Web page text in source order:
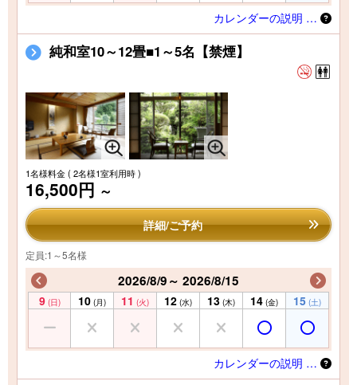
カレンダーの説明 …
純和室10～12畳■1～5名【禁煙】
1名様料金( 2名様1室利用時 )
16,500円 ～
詳細/ご予約
定員:1～5名様
2026/8/9～ 2026/8/15
9 (日) 10 (月) 11 (火) 12 (水) 13 (木) 14 (金) 15 (土)
カレンダーの説明 …